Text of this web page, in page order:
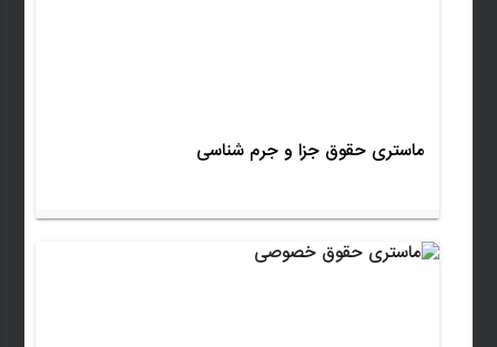
ماستری حقوق جزا و جرم شناسی